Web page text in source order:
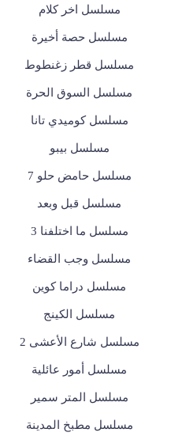
مسلسل اخر كلام
مسلسل حصة أخيرة
مسلسل قطر زغنطوط
مسلسل السوق الحرة
مسلسل كوميدي تانا
مسلسل بيبو
مسلسل حامض حلو 7
مسلسل قبل وبعد
مسلسل ما اختلفنا 3
مسلسل وجب القضاء
مسلسل دراما كوين
مسلسل الكينج
مسلسل شارع الأعشى 2
مسلسل أمور عائلية
مسلسل المتر سمير
مسلسل مطبخ المدينة